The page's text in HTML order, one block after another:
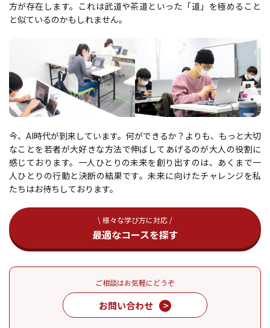
方が存在します。これは武道や茶道といった「道」を極めること
と似ているのかもしれません。
今、AI時代が到来しています。何ができるか？よりも、もっと大切
なことを若者が大好きな方法で伸ばしてあげるのが大人の役割に
感じております。一人ひとりの未来を創り出すのは、あくまで一
人ひとりの行動と決断の結果です。未来に向けたチャレンジを私
たちはお待ちしております。
\ 様々な学び方に対応 /
最適なコースを探す
ご相談はお気軽にどうぞ
お問い合わせ